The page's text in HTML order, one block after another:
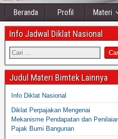
Beranda Profil Materi
Info Jadwal Diklat Nasional
Judul Materi Bimtek Lainnya
Info Diklat Nasional
Diklat Perpajakan Mengenai
Mekanisme Pendapatan dan
Pajak Bumi Bangunan